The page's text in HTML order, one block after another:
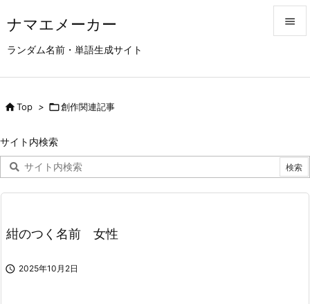
ナマエメーカー
ランダム名前・単語生成サイト


次へ

Top > 創作関連記事
サイト内検索
紺のつく名前 女性
 2025年10月2日